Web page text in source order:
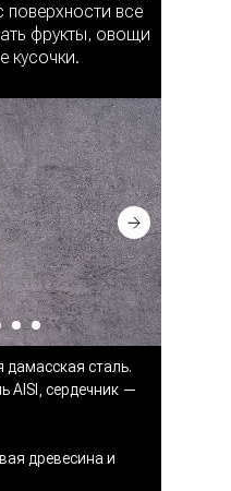
сталь.
AISI, сердечник —
древесина и
поверхности все
фрукты, овощи
кусочки.